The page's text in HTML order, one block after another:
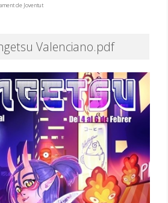
de Joventut
Valenciano.pdf